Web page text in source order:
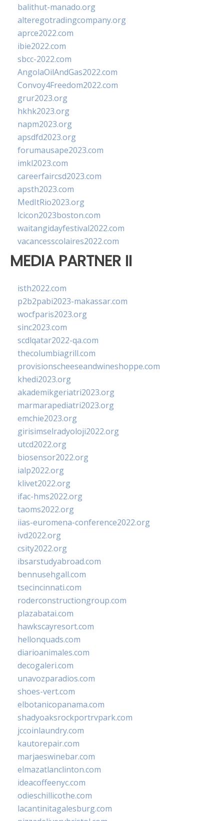
balithut-manado.org
alteregotradingcompany.org
aprce2022.com
ibie2022.com
sbcc-2022.com
AngolaOilAndGas2022.com
Convoy4Freedom2022.com
grur2023.org
hkhk2023.org
napm2023.org
apsdfd2023.org
forumausape2023.com
imkl2023.com
careerfaircsd2023.com
apsth2023.com
MedItRio2023.org
lcicon2023boston.com
waitangidayfestival2022.com
vacancesscolaires2022.com
MEDIA PARTNER II
isth2022.com
p2b2pabi2023-makassar.com
wocfparis2023.org
sinc2023.com
scdlqatar2022-qa.com
thecolumbiagrill.com
provisionscheeseandwineshoppe.com
khedi2023.org
akademikgeriatri2023.org
marmarapediatri2023.org
emchie2023.org
girisimselradyoloji2022.org
utcd2022.org
biosensor2022.org
ialp2022.org
klivet2022.org
ifac-hms2022.org
taoms2022.org
iias-euromena-conference2022.org
ivd2022.org
csity2022.org
ibsarstudyabroad.com
bennusehgall.com
tsecincinnati.com
roderconstructiongroup.com
plazabatai.com
hawkscayresort.com
hellonquads.com
diarioanimales.com
decogaleri.com
unavozparadios.com
shoes-vert.com
elbotanicopanama.com
shadyoaksrockportrvpark.com
jccoinlaundry.com
kautorepair.com
marjaeswinebar.com
elmazatlanclinton.com
ideacoffeenyc.com
odieschillicothe.com
lacantinitagalesburg.com